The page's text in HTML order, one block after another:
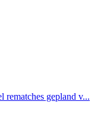
rematches gepland v...